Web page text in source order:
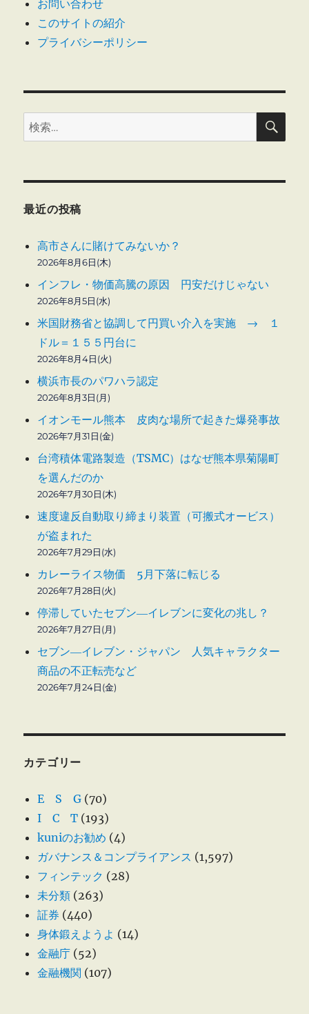
お問い合わせ
このサイトの紹介
プライバシーポリシー
検
索:
検
最近の投稿
高市さんに賭けてみないか？
2026年8月6日(木)
インフレ・物価高騰の原因 円安だけじゃない
2026年8月5日(水)
米国財務省と協調して円買い介入を実施 → １
ドル＝１５５円台に
2026年8月4日(火)
横浜市長のパワハラ認定
2026年8月3日(月)
イオンモール熊本 皮肉な場所で起きた爆発事故
2026年7月31日(金)
台湾積体電路製造（TSMC）はなぜ熊本県菊陽町
を選んだのか
2026年7月30日(木)
速度違反自動取り締まり装置（可搬式オービス）
が盗まれた
2026年7月29日(水)
カレーライス物価 5月下落に転じる
2026年7月28日(火)
停滞していたセブン―イレブンに変化の兆し？
2026年7月27日(月)
セブン―イレブン・ジャパン 人気キャラクター
商品の不正転売など
2026年7月24日(金)
カテゴリー
E S G (70)
I C T (193)
kuniのお勧め (4)
ガバナンス＆コンプライアンス (1,597)
フィンテック (28)
未分類 (263)
証券 (440)
身体鍛えようよ (14)
金融庁 (52)
金融機関 (107)